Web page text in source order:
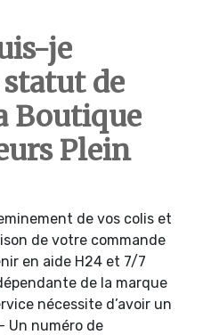
je
de
Boutique
Plein
de vos colis et
de votre commande
en aide H24 et 7/7
de la marque
nécessite d’avoir un
Un numéro de